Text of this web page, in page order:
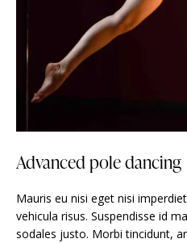
Advanced pole dancing
Mauris eu nisi eget nisi
vehicula risus. Suspendisse id
sodales justo. Morbi tincidunt,